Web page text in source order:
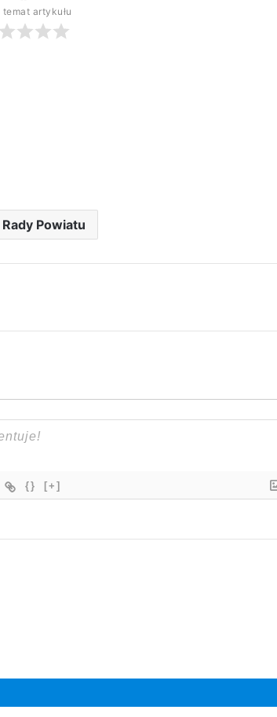
temat artykułu
Powiatu
{} [+]